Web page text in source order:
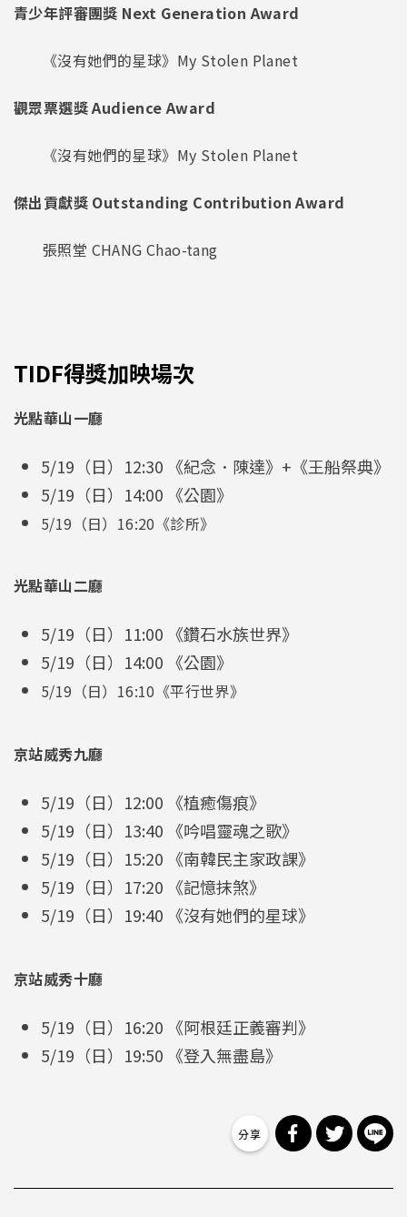
青少年評審團獎 Next Generation Award
《沒有她們的星球》My Stolen Planet
觀眾票選獎 Audience Award
《沒有她們的星球》My Stolen Planet
傑出貢獻獎 Outstanding Contribution Award
張照堂 CHANG Chao-tang
TIDF得獎加映場次
光點華山一廳
5/19（日）12:30 《紀念．陳達》+《王船祭典》
5/19（日）14:00 《公園》
5/19（日）16:20《診所》
光點華山二廳
5/19（日）11:00 《鑽石水族世界》
5/19（日）14:00 《公園》
5/19（日）16:10《平行世界》
京站威秀九廳
5/19（日）12:00 《植癒傷痕》
5/19（日）13:40 《吟唱靈魂之歌》
5/19（日）15:20 《南韓民主家政課》
5/19（日）17:20 《記憶抹煞》
5/19（日）19:40 《沒有她們的星球》
京站威秀十廳
5/19（日）16:20 《阿根廷正義審判》
5/19（日）19:50 《登入無盡島》
分享到分享到